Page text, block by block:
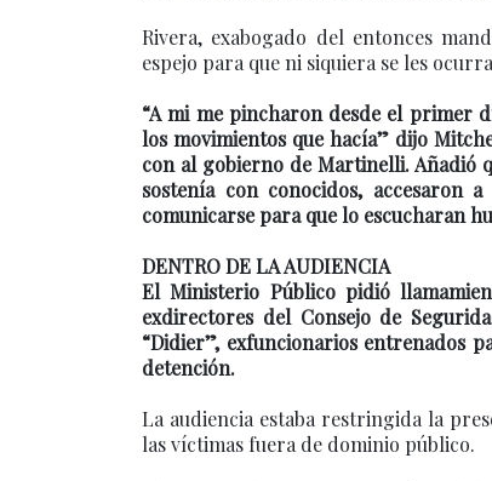
Rivera, exabogado del entonces
espejo para que ni siquiera se les
“A mi me pincharon desde el primer
los movimientos que hacía” dijo
con al gobierno de Martinelli. Añadió
sostenía con conocidos, accesaron
comunicarse para que lo escucharan
DENTRO DE LA AUDIENCIA
El Ministerio Público pidió
exdirectores del Consejo de
“Didier”, exfuncionarios entrenados
detención.
La audiencia estaba restringida la
las víctimas fuera de dominio público.